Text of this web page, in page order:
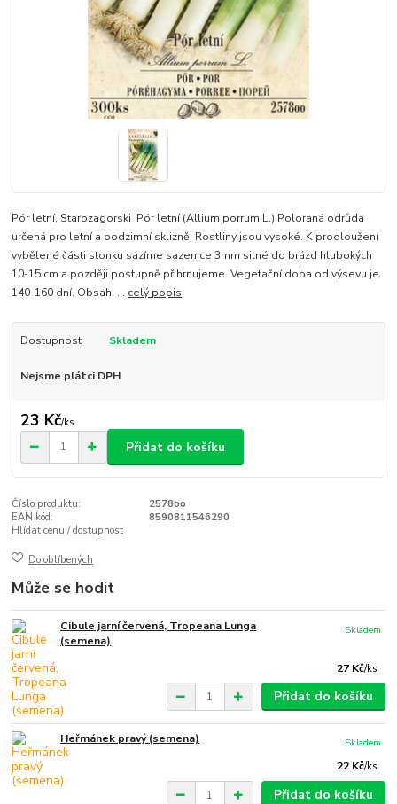
Pór letní, Starozagorski Pór letní (Allium porrum L.) Poloraná odrůda
určená pro letní a podzimní sklizně. Rostliny jsou vysoké. K prodloužení
vybělené části stonku sázíme sazenice 3mm silné do brázd hlubokých
10-15 cm a později postupně přihrnujeme. Vegetační doba od výsevu je
140-160 dní. Obsah: ... celý popis
Dostupnost Skladem
Nejsme plátci DPH
23 Kč/ks
Přidat do košíku
Číslo produktu:
2578oo
EAN kód:
8590811546290
Hlídat cenu / dostupnost
Do oblíbených
Může se hodit
Cibule jarní červená, Tropeana Lunga
(semena)
27 Kč/ks
Skladem
Přidat do košíku
Heřmánek pravý (semena)
22 Kč/ks
Skladem
Přidat do košíku